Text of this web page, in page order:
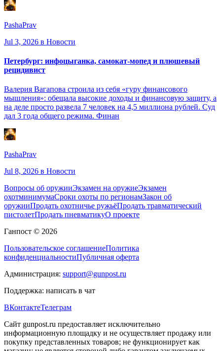
PashaPrav
Jul 3, 2026 в Новости
Петербург: инфоцыганка, самокат-мопед и плюшевый
рецидивист
Валерия Вагапова строила из себя «гуру финансового
мышления»: обещала высокие доходы и финансовую защиту, а
на деле просто развела 7 человек на 4,5 миллиона рублей. Суд
дал 3 года общего режима. Финан
PashaPrav
Jul 8, 2026 в Новости
Вопросы об оружииЭкзамен на оружиеЭкзамен
охотминимумаСроки охоты по регионамЗакон об
оружииПродать охотничье ружьёПродать травматический
пистолетПродать пневматикуО проекте
Ганпост © 2026
Пользовательское соглашениеПолитика
конфиденциальностиПубличная оферта
Администрация: support@gunpost.ru
Поддержка: написать в чат
ВКонтактеТелеграм
Сайт gunpost.ru предоставляет исключительно
информационную площадку и не осуществляет продажу или
покупку представленных товаров; не функционирует как